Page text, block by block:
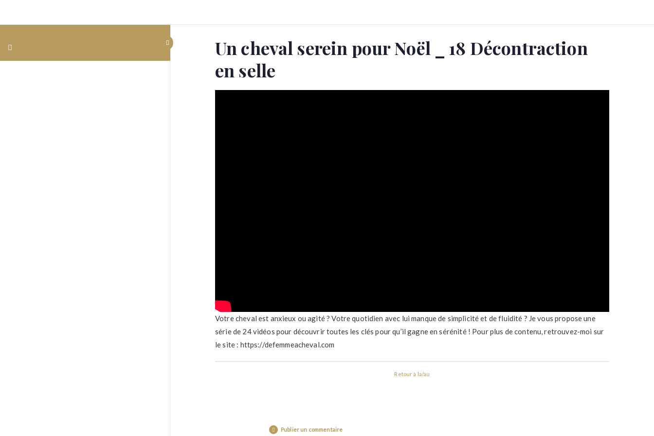
Un cheval serein pour Noël _ 18 Décontraction
en selle
Votre cheval est anxieux ou agité ? Votre quotidien avec lui manque de simplicité et de fluidité ? Je vous propose une
série de 24 vidéos pour découvrir toutes les clés pour qu’il gagne en sérénité ! Pour plus de contenu, retrouvez-moi sur
le site : https://defemmeacheval.com
Retour à la/au
Publier un commentaire